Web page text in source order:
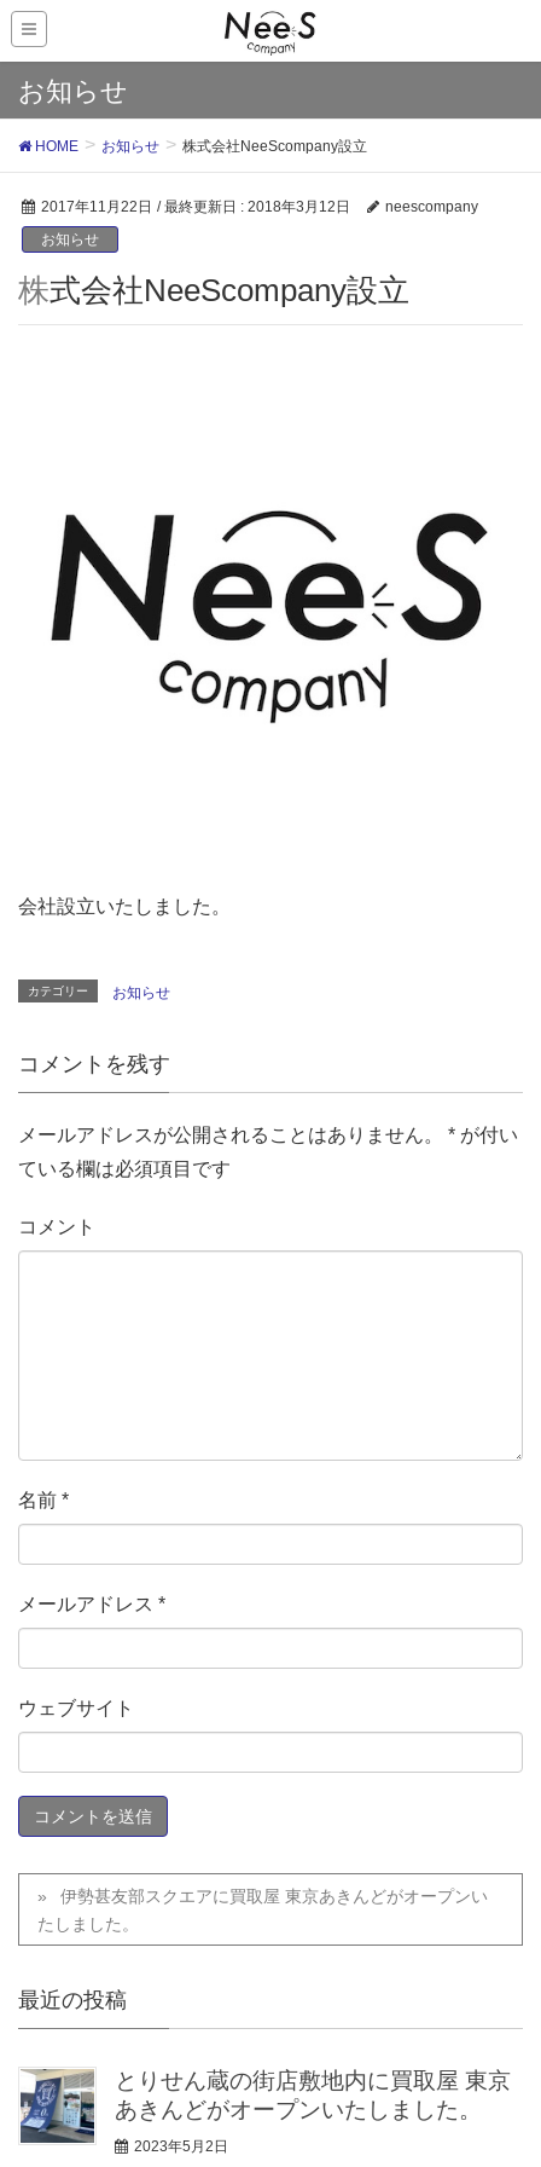
お知らせ
HOME お知らせ 株式会社NeeScompany設立
2017年11月22日 / 最終更新日 : 2018年3月12日
neescompany
お知らせ
株式会社NeeScompany設立
会社設立いたしました。
カテゴリー お知らせ
コメントを残す
メールアドレスが公開されることはありません。 * が付い
ている欄は必須項目です
コメント
名前 *
メールアドレス *
ウェブサイト
伊勢甚友部スクエアに買取屋 東京あきんどがオープンい
たしました。
最近の投稿
とりせん蔵の街店敷地内に買取屋 東京
あきんどがオープンいたしました。
2023年5月2日